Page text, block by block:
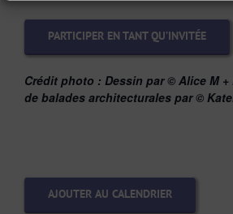
PARTICIPER EN TANT QU’INVITÉE
Crédit photo : Dessin par © Alice M
de balades architecturales par©
AJOUTER AU CALENDRIER